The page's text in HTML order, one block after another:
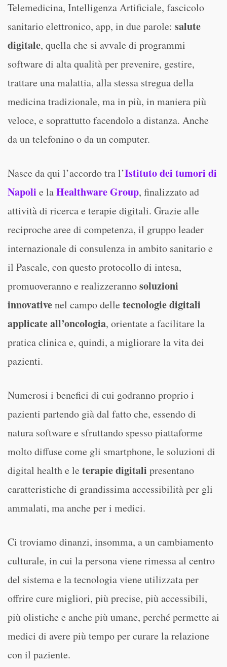
Telemedicina, Intelligenza Artificiale, fascicolo
sanitario elettronico, app, in due parole: salute
digitale, quella che si avvale di programmi
software di alta qualità per prevenire, gestire,
trattare una malattia, alla stessa stregua della
medicina tradizionale, ma in più, in maniera più
veloce, e soprattutto facendolo a distanza. Anche
da un telefonino o da un computer.
Nasce da qui l’accordo tra l’Istituto dei tumori di
Napoli e laHealthware Group, finalizzato ad
attività di ricerca e terapie digitali. Grazie alle
reciproche aree di competenza, il gruppo leader
internazionale di consulenza in ambito sanitario e
il Pascale, con questo protocollo di intesa,
promuoveranno e realizzerannosoluzioni
innovativenel campo delle tecnologie digitali
applicate all’oncologia, orientate a facilitare la
pratica clinica e, quindi, a migliorare la vita dei
pazienti.
Numerosi i benefici di cui godranno proprio i
pazienti partendo già dal fatto che, essendo di
natura software e sfruttando spesso piattaforme
molto diffuse come gli smartphone, le soluzioni di
digital health e le terapie digitali presentano
caratteristiche di grandissima accessibilità per gli
ammalati, ma anche per i medici.
Ci troviamo dinanzi, insomma, a un cambiamento
culturale, in cui la persona viene rimessa al centro
del sistema e la tecnologia viene utilizzata per
offrire cure migliori, più precise, più accessibili,
più olistiche e anche più umane, perché permette ai
medici di avere più tempo per curare la relazione
con il paziente.